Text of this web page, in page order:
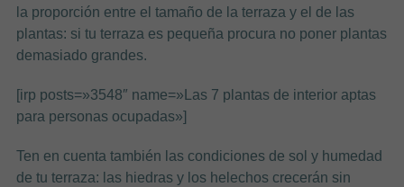
la proporción entre el tamaño de la terraza y el de las
plantas: si tu terraza es pequeña procura no poner plantas
demasiado grandes.
[irp posts=»3548″ name=»Las 7 plantas de interior aptas
para personas ocupadas»]
Ten en cuenta también las condiciones de sol y humedad
de tu terraza: las hiedras y los helechos crecerán sin